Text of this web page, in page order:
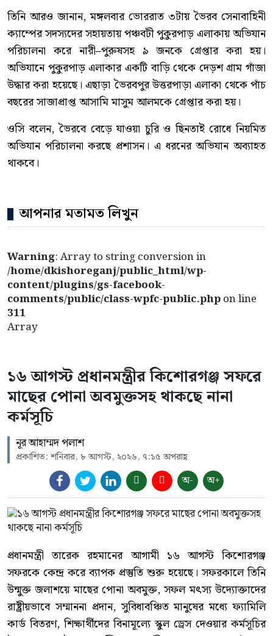
তিনি আরও জানান, মঙ্গলবার ভোররাত ৩টায় ভৈরব সেনাবাহিনী
ক্যাম্পের সদস্যদের সহায়তায় পঞ্চবটী পুকুরপাড় এলাকায় অভিযান
পরিচালনা করে নারী–পুরুষসহ ৯ জনকে গ্রেপ্তার করা হয়।
অভিযানে পুকুরপাড় এলাকার একটি বাড়ি থেকে দেড়শ গ্রাম গাঁজা
উদ্ধার করা হয়েছে। এছাড়া ভৈরবপুর উত্তরপাড়া এলাকা থেকে পাঁচ
বছরের সাজাপ্রাপ্ত আসামি মাসুম আলমকে গ্রেপ্তার করা হয়।
ওসি বলেন, ভৈরবে বেড়ে যাওয়া চুরি ও ছিনতাই রোধে নিয়মিত
অভিযান পরিচালনা করছে প্রশাসন। এ ধরনের অভিযান অব্যাহত
থাকবে।
আপনার মতামত লিখুন
Warning: Array to string conversion in
/home/dkishoreganj/public_html/wp-
content/plugins/gs-facebook-
comments/public/class-wpfc-public.phpon line
311
Array
১৬ আগস্ট প্রধানমন্ত্রীর কিশোরগঞ্জ সফরে
মাছের পোনা অবমুক্তসহ থাকছে নানা
কর্মসূচি
নূর আহাম্মদ পলাশ
প্রকাশিত: শনিবার, ৮ আগস্ট, ২০২৬, ৭:১৫ অপরাহ্ণ
অ- অ+
প্রধানমন্ত্রী তারেক রহমানের আগামী ১৬ আগস্ট কিশোরগঞ্জ
সফরকে কেন্দ্র করে ব্যাপক প্রস্তুতি শুরু হয়েছে। সফরকালে তিনি
উন্মুক্ত জলাশয়ে মাছের পোনা অবমুক্ত, সফল মৎস্য উদ্যোক্তাদের
রাষ্ট্রীয়ভাবে সম্মাননা প্রদান, সুবিধাবঞ্চিত মানুষের মধ্যে ফ্যামিলি
কার্ড বিতরণ, শিক্ষার্থীদের বিনামূল্যে স্কুল ড্রেস দেওয়ার কর্মসূচির